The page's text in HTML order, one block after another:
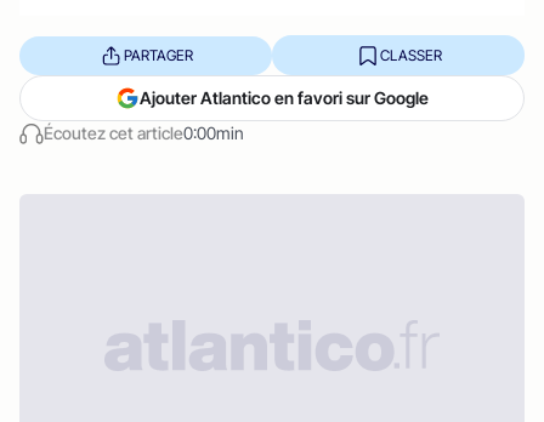
Écoutez cet article0:00min
PARTAGER CLASSER
Ajouter Atlantico en favori sur Google